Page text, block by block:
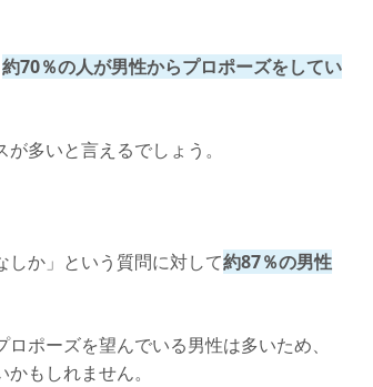
約70％の人が男性からプロポーズをしてい
多いと言えるでしょう。
しか」という質問に対して約87％の男性
ポーズを望んでいる男性は多いため、
もしれません。